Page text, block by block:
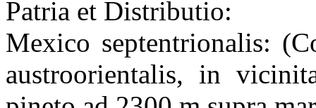
Patria et Distributio:
Mexico septentrionalis:
austroorientalis, in